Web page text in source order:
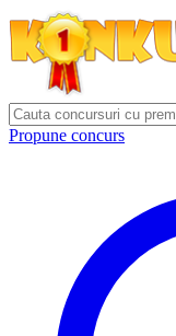
Propune concurs